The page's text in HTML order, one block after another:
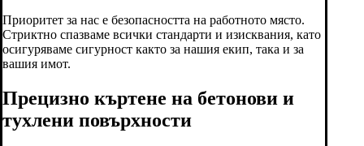
Приоритет за нас е безопасността на работното място.
Стриктно спазваме всички стандарти и изисквания, като
осигуряваме сигурност както за нашия екип, така и за
вашия имот.
Прецизно къртене на бетонови и
тухлени повърхности